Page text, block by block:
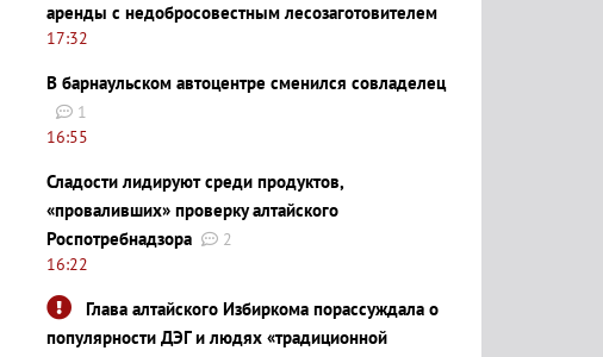
аренды с недобросовестным лесозаготовителем
17:32
В барнаульском автоцентре сменился совладелец
1
16:55
Сладости лидируют среди продуктов,
«проваливших» проверку алтайского
Роспотребнадзора
2
16:22
Глава алтайского Избиркома порассуждала о
популярности ДЭГ и людях «традиционной